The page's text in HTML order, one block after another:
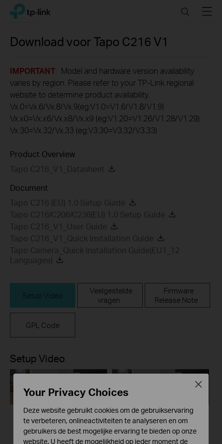
Click
navigation
TP-Link, Reliably Smart SearchMenu
Download voorTapo C216 V1
IMPORTANT: Model and hardware version availability
varies by region. Please refer to your TP-Link regional
website to determine product availability.
Vx.0=Vx.6/Vx.8/Vx.9(eg:V1.0=V1.6/V1.8/V1.9)
Vx.x0=Vx.x6/Vx.x8/Vx.x9 (eg:V1.20=V1.26/V1.28/V1.29)
Vx.30=Vx.32/Vx.33 (eg:V3.30=V3.32/V3.33)
Product Overview
Tapo C216_V1_Datasheet
Document
Tapo C216 (EU) 1.0 Setup Guide
Tapo C216/C206/C236(EU) 1.0 Setup Guide
Tapo C216_V1_User Guide
Tapo C216_V1_Quick Installation Guide
Tapo Camera_Quick Installation Guide(EU1_12
Languages)
Setup Video
Veelgestelde
vragen
Firmware
Release Note
GPL Code
Setup Video
Your Privacy Choices
Deze website gebruikt cookies om de gebruikservaring
te verbeteren, onlineactiviteiten te analyseren en om
gebruikers de best mogelijke ervaring te bieden op onze
website. U heeft de mogelijkheid op ieder moment de
Close